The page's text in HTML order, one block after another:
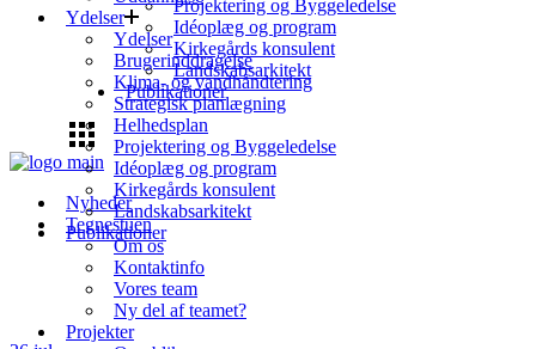
Projektering og Byggeledelse
Idéoplæg og program
Kirkegårds konsulent
Landskabsarkitekt
Publikationer
Nyheder
Tegnestuen
Om os
Kontaktinfo
Vores team
Ny del af teamet?
Projekter
Ydelser
Ydelser
Brugerinddragelse
Klima- og vandhåndtering
Strategisk planlægning
Helhedsplan
Projektering og Byggeledelse
Idéoplæg og program
Kirkegårds konsulent
Landskabsarkitekt
Publikationer